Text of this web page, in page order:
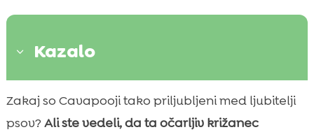
3 Kazalo
 Uvod v pasmo Cavapoo
 Cavapoo izgled in velikost
Zakaj so Cavapooji tako priljubljeni med ljubitelji
psov? Ali ste vedeli, da ta očarljiv križanec